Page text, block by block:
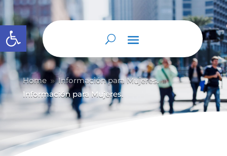
Abrir barra de herramientas
Home 9 Información para Mujeres. 9
Información para Mujeres.